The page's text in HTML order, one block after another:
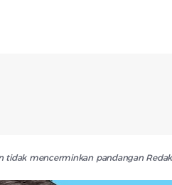
mencerminkan pandangan